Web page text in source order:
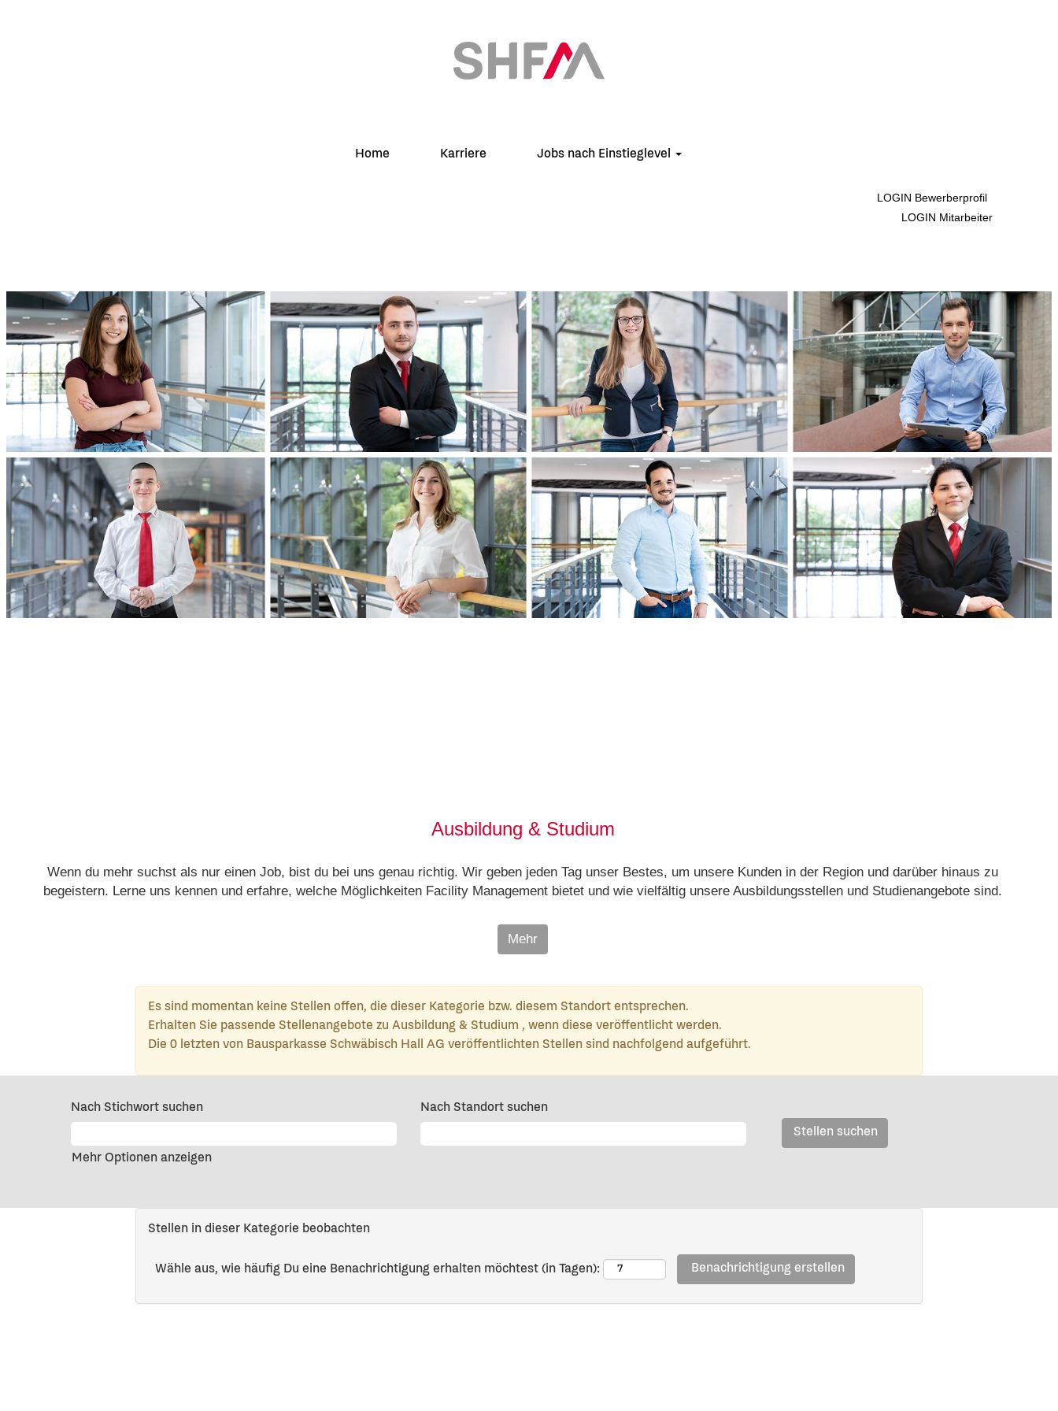
Home Karriere Jobs nach Einstieglevel
LOGIN Bewerberprofil
LOGIN Mitarbeiter
Ausbildung & Studium
Wenn du mehr suchst als nur einen Job, bist du bei uns genau richtig. Wir geben jeden Tag unser Bestes, um unsere Kunden in der Region und darüber hinaus zu
begeistern. Lerne uns kennen und erfahre, welche Möglichkeiten Facility Management bietet und wie vielfältig unsere Ausbildungsstellen und Studienangebote sind.
Mehr
Es sind momentan keine Stellen offen, die dieser Kategorie bzw. diesem Standort entsprechen.
Erhalten Sie passende Stellenangebote zu Ausbildung & Studium , wenn diese veröffentlicht werden.
Die 0 letzten von Bausparkasse Schwäbisch Hall AG veröffentlichten Stellen sind nachfolgend aufgeführt.
Nach Stichwort suchen Nach Standort suchen
Mehr Optionen anzeigen
Stellen in dieser Kategorie beobachten
Wähle aus, wie häufig Du eine Benachrichtigung erhalten möchtest (in Tagen):